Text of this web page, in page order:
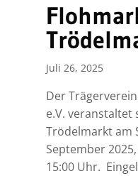
Juli 26, 2025
Der
e.V. veranstaltet
Trödelmarkt am
September
15:00 Uhr.